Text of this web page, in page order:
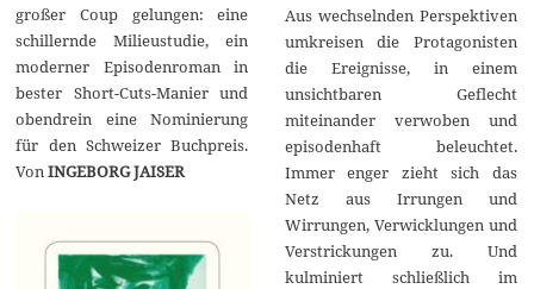
großer Coup gelungen: eine
schillernde Milieustudie, ein
moderner Episodenroman in
bester Short-Cuts-Manier und
obendrein eine Nominierung
für den Schweizer Buchpreis.
VonINGEBORG JAISER
Aus wechselnden Perspektiven
umkreisen die Protagonisten
die Ereignisse, in einem
unsichtbaren Geflecht
miteinander verwoben und
episodenhaft beleuchtet.
Immer enger zieht sich das
Netz aus Irrungen und
Wirrungen, Verwicklungen und
Verstrickungen zu. Und
kulminiert schließlich im